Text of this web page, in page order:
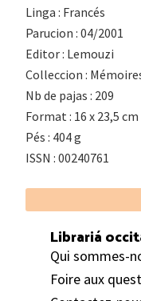
Linga : Francés
Parucion : 04/2001
Editor : Lemouzi
Colleccion :
Nb de pajas : 209
Format : 16 x 23,5 cm
Pés : 404 g
ISSN : 00240761
Footer
Librariá
Qui sommes-
Foire aux